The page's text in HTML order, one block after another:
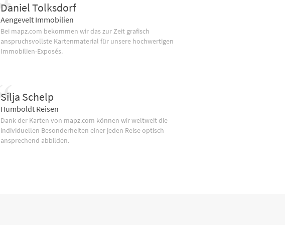
Daniel Tolksdorf
Aengevelt Immobilien
Bei mapz.com bekommen wir das zur Zeit grafisch
anspruchsvollste Kartenmaterial für unsere hochwertigen
Immobilien-Exposés.
Silja Schelp
Humboldt Reisen
Dank der Karten von mapz.com können wir weltweit die
individuellen Besonderheiten einer jeden Reise optisch
ansprechend abbilden.